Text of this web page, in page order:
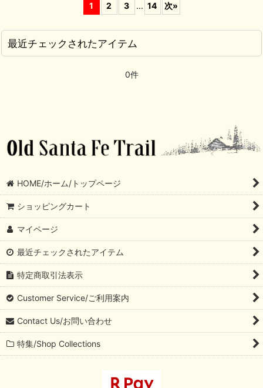
1 2 3 ... 14 次»
最近チェックされたアイテム
0件
HOME/ホーム/トップページ
ショッピングカート
マイページ
最近チェックされたアイテム
特定商取引法表示
Customer Service/ご利用案内
Contact Us/お問い合わせ
特集/Shop Collections